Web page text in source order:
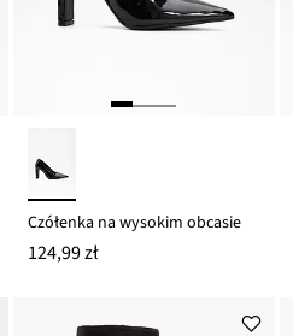
Czółenka na wysokim obcasie
124,99 zł